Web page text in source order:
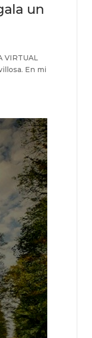
un
VIRTUAL
En mi